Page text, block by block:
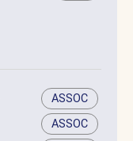
ASSOC
ASSOC